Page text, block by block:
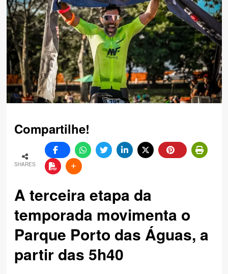
Compartilhe!
SHARES
A terceira etapa da
temporada movimenta o
Parque Porto das Águas, a
partir das 5h40